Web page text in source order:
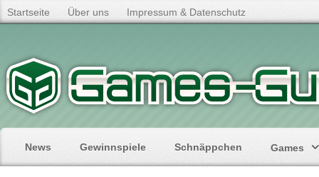
Startseite Über uns Impressum & Datenschutz
News Gewinnspiele Schnäppchen Games